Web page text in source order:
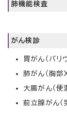
肺機能検査
がん検診
胃がん（バリ
肺がん（胸部
大腸がん（便
前立腺がん（